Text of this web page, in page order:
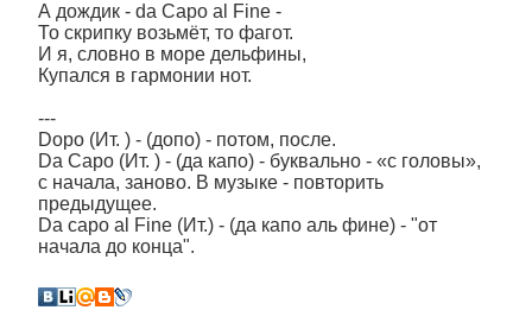
А дождик - da Capo al Fine -
То скрипку возьмёт, то фагот.
И я, словно в море дельфины,
Купался в гармонии нот.
---
Dopo (Ит. ) - (допо) - потом, после.
Da Capo (Ит. ) - (да капо) - буквально - «с головы»,
с начала, заново. В музыке - повторить
предыдущее.
Da capo al Fine (Ит.) - (да капо аль фине) - "от
начала до конца".